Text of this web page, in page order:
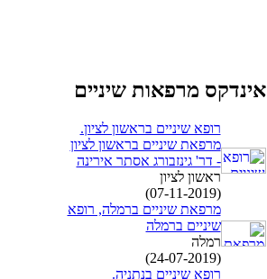
אינדקס מרפאות שיניים
רופא שיניים בראשון לציון.
מרפאת שיניים בראשון לציון
- דר' גינזבורג אסתר אירינה
ראשון לציון
(07-11-2019)
מרפאת שיניים ברמלה, רופא
שיניים ברמלה
רמלה
(24-07-2019)
רופא שיניים בנתניה.